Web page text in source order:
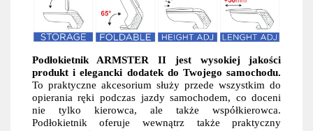
Podłokietnik ARMSTER II jest wysokiej jakości
produkt i elegancki dodatek do Twojego samochodu.
To praktyczne akcesorium służy przede wszystkim do
opierania ręki podczas jazdy samochodem, co doceni
nie tylko kierowca, ale także współkierowca.
Podłokietnik oferuje wewnątrz także praktyczny